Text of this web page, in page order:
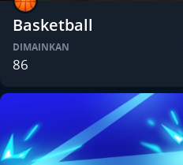
Basketball
DIMAINKAN
86